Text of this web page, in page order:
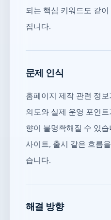
되는 핵심 키워드도 같
집니다.
문제 인식
홈페이지 제작 관련 정
의도와 실제 운영 포인
향이 불명확해질 수 있
사이트, 출시 같은 흐름
습니다.
해결 방향